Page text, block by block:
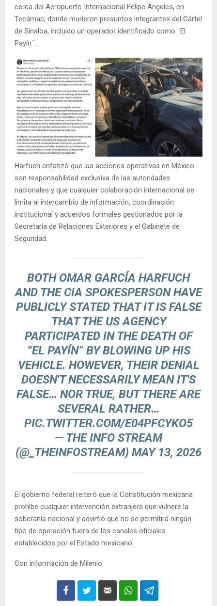
cerca del Aeropuerto Internacional Felipe Ángeles, en
Tecámac, donde murieron presuntos integrantes del Cártel
de Sinaloa, incluido un operador identificado como ¨El
Payín¨.
Harfuch enfatizó que las acciones operativas en México
son responsabilidad exclusiva de las autoridades
nacionales y que cualquier colaboración internacional se
limita al intercambio de información, coordinación
institucional y acuerdos formales gestionados por la
Secretaría de Relaciones Exteriores y el Gabinete de
Seguridad.
BOTH OMAR GARCÍA HARFUCH
AND THE CIA SPOKESPERSON HAVE
PUBLICLY STATED THAT IT IS FALSE
THAT THE US AGENCY
PARTICIPATED IN THE DEATH OF
“EL PAYÍN” BY BLOWING UP HIS
VEHICLE. HOWEVER, THEIR DENIAL
DOESN'T NECESSARILY MEAN IT'S
FALSE… NOR TRUE, BUT THERE ARE
SEVERAL RATHER…
PIC.TWITTER.COM/E04PFCYKO5
— THE INFO STREAM
(@_THEINFOSTREAM) MAY 13, 2026
El gobierno federal reiteró que la Constitución mexicana
prohíbe cualquier intervención extranjera que vulnere la
soberanía nacional y advirtió que no se permitirá ningún
tipo de operación fuera de los canales oficiales
establecidos por el Estado mexicano.
Con información de Milenio.